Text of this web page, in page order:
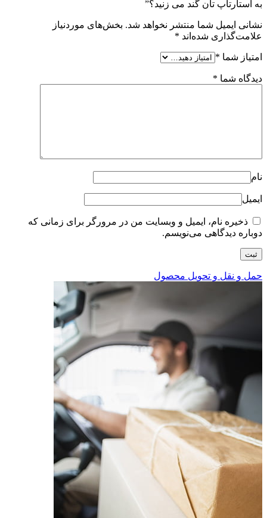
به استارتاپ تان گند می زنید؟”
نشانی ایمیل شما منتشر نخواهد شد. بخش‌های موردنیاز
علامت‌گذاری شده‌اند *
امتیاز شما *
دیدگاه شما *
نام
ایمیل
ذخیره نام، ایمیل و وبسایت من در مرورگر برای زمانی که
دوباره دیدگاهی می‌نویسم.
حمل و نقل و تحویل محصول